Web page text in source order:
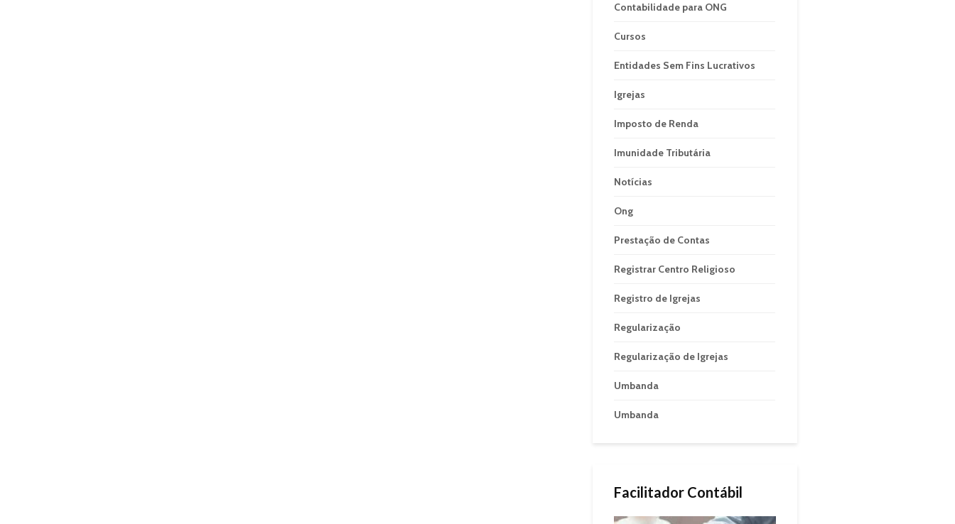
Contabilidade para ONG
Cursos
Entidades Sem Fins Lucrativos
Igrejas
Imposto de Renda
Imunidade Tributária
Notícias
Ong
Prestação de Contas
Registrar Centro Religioso
Registro de Igrejas
Regularização
Regularização de Igrejas
Umbanda
Umbanda
Facilitador Contábil